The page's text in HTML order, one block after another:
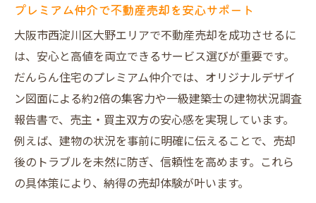
プレミアム仲介で不動産売却を安心サポート
大阪市西淀川区大野エリアで不動産売却を成功させるに
は、安心と高値を両立できるサービス選びが重要です。
だんらん住宅のプレミアム仲介では、オリジナルデザイ
ン図面による約2倍の集客力や一級建築士の建物状況調査
報告書で、売主・買主双方の安心感を実現しています。
例えば、建物の状況を事前に明確に伝えることで、売却
後のトラブルを未然に防ぎ、信頼性を高めます。これら
の具体策により、納得の売却体験が叶います。